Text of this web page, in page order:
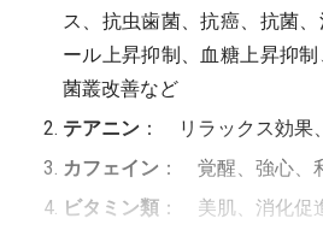
ス、抗虫歯菌、抗癌、抗菌
ール上昇抑制、血糖上昇抑
菌叢改善など
テアニン： リラックス効果
カフェイン ： 覚醒、強心、
ビタミン類： 美肌、消化促